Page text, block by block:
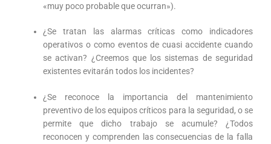
«muy poco probable que ocurran»).
¿Se tratan las alarmas críticas como indicadores
operativos o como eventos de cuasi accidente cuando
se activan? ¿Creemos que los sistemas de seguridad
existentes evitarán todos los incidentes?
¿Se reconoce la importancia del mantenimiento
preventivo de los equipos críticos para la seguridad, o se
permite que dicho trabajo se acumule? ¿Todos
reconocen y comprenden las consecuencias de la falla